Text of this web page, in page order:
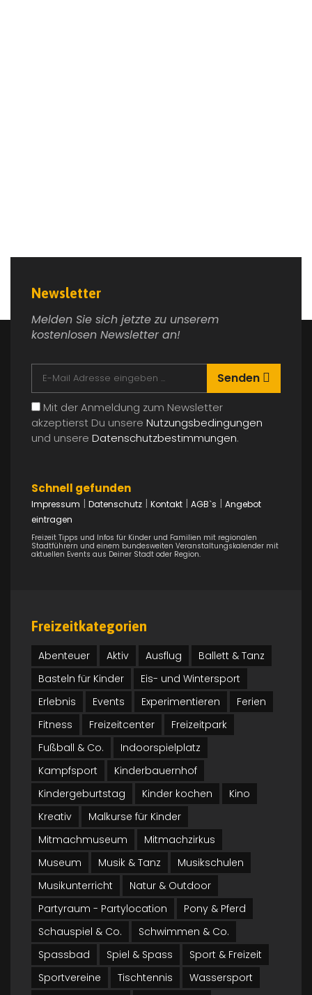
Newsletter
Melden Sie sich jetzte zu unserem
kostenlosen Newsletter an!
Senden
Mit der Anmeldung zum Newsletter
akzeptierst Du unsere Nutzungsbedingungen
und unsere Datenschutzbestimmungen.
Schnell gefunden
Impressum | Datenschutz | Kontakt | AGB`s | Angebot
eintragen
Freizeit Tipps und Infos für Kinder und Familien mit regionalen
Stadtführern und einem bundesweiten Veranstaltungskalender mit
aktuellen Events aus Deiner Stadt oder Region.
Freizeitkategorien
Abenteuer Aktiv Ausflug
Ballett & Tanz
Basteln für Kinder
Eis- und Wintersport
Erlebnis
Events Experimentieren
Ferien
Fitness
Freizeitcenter
Freizeitpark
Fußball & Co.
Indoorspielplatz
Kampfsport
Kinderbauernhof
Kindergeburtstag
Kinder kochen
Kino
Kreativ
Malkurse für Kinder
Mitmachmuseum
Mitmachzirkus
Museum
Musik & Tanz
Musikschulen
Musikunterricht
Natur & Outdoor
Partyraum - Partylocation
Pony & Pferd
Schauspiel & Co.
Schwimmen & Co.
Spassbad
Spiel & Spass
Sport & Freizeit
Sportvereine
Tischtennis
Wassersport